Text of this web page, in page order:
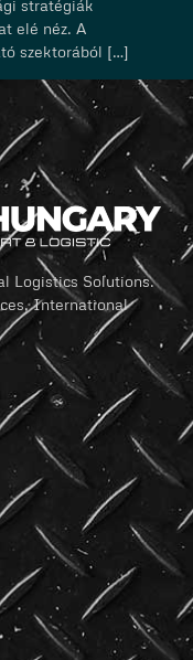
stratégiák
elé néz. A
szektorából […]
Logistics Solutions.
International